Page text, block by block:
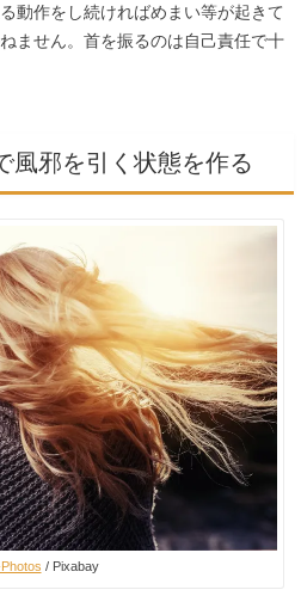
動作をし続ければめまい等が起きて
ません。首を振るのは自己責任で十
邪を引く状態を作る
/ Pixabay